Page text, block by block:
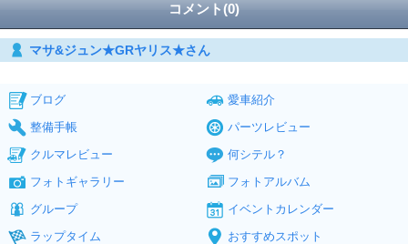
コメント(0)
マサ&ジュン★GRヤリス★さん
ブログ
愛車紹介
整備手帳
パーツレビュー
クルマレビュー
何シテル？
フォトギャラリー
フォトアルバム
グループ
イベントカレンダー
ラップタイム
おすすめスポット